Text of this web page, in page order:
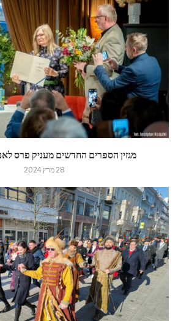
מגזין הספרים החדשים מעניק פרס
28 מרץ 2024